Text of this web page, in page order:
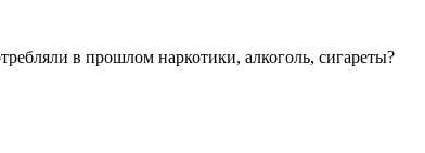
в прошлом наркотики, алкоголь, сигареты?